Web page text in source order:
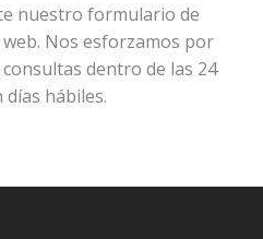
nuestro formulario de
Nos esforzamos por
dentro de las 24
días hábiles.